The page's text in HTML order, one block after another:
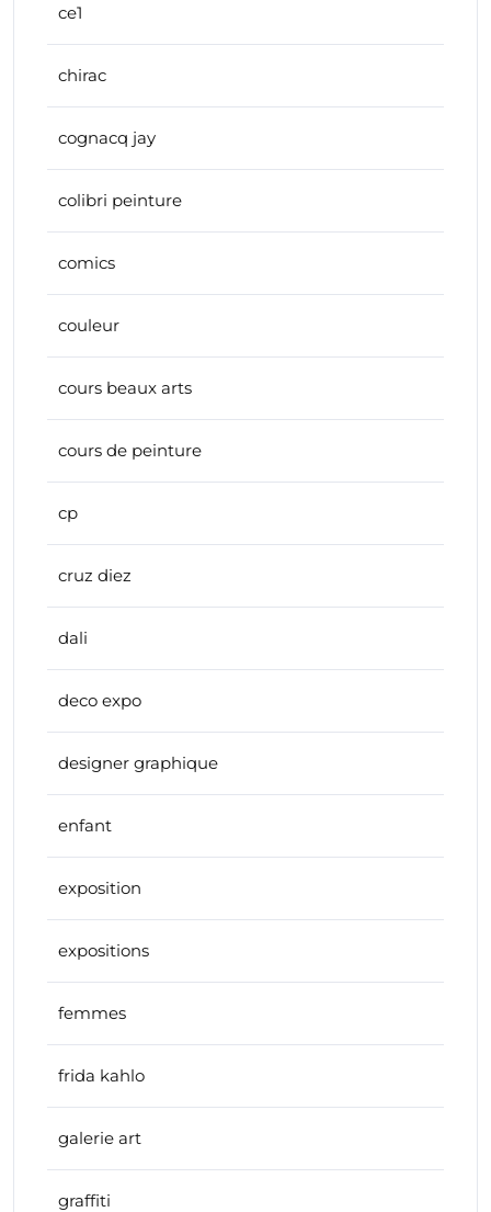
ce1
chirac
cognacq jay
colibri peinture
comics
couleur
cours beaux arts
cours de peinture
cp
cruz diez
dali
deco expo
designer graphique
enfant
exposition
expositions
femmes
frida kahlo
galerie art
graffiti